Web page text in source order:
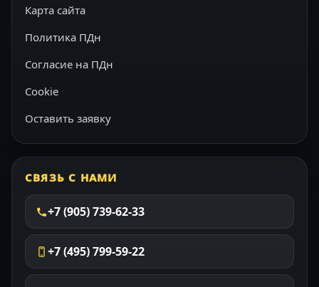
Карта сайта
Политика ПДн
Согласие на ПДн
Cookie
Оставить заявку
СВЯЗЬ С НАМИ
+7 (905) 739-62-33
+7 (495) 799-59-22